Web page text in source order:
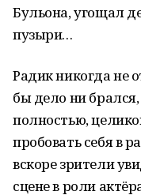
Бульона, угощал
пузыри…
Радик никогда не
бы дело ни
полностью,
пробовать себя в
вскоре зрители
сцене в роли